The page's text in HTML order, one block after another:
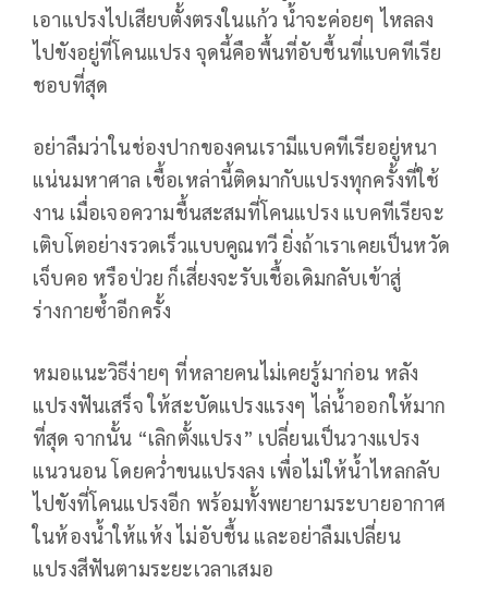
เอาแปรงไปเสียบตั้งตรงในแก้ว น้ำจะค่อยๆ ไหลลง
ไปขังอยู่ที่โคนแปรง จุดนี้คือพื้นที่อับชื้นที่แบคทีเรีย
ชอบที่สุด
อย่าลืมว่าในช่องปากของคนเรามีแบคทีเรียอยู่หนา
แน่นมหาศาล เชื้อเหล่านี้ติดมากับแปรงทุกครั้งที่ใช้
งาน เมื่อเจอความชื้นสะสมที่โคนแปรง แบคทีเรียจะ
เติบโตอย่างรวดเร็วแบบคูณทวี ยิ่งถ้าเราเคยเป็นหวัด
เจ็บคอ หรือป่วย ก็เสี่ยงจะรับเชื้อเดิมกลับเข้าสู่
ร่างกายซ้ำอีกครั้ง
หมอแนะวิธีง่ายๆ ที่หลายคนไม่เคยรู้มาก่อน หลัง
แปรงฟันเสร็จ ให้สะบัดแปรงแรงๆ ไล่น้ำออกให้มาก
ที่สุด จากนั้น “เลิกตั้งแปรง” เปลี่ยนเป็นวางแปรง
แนวนอน โดยคว่ำขนแปรงลง เพื่อไม่ให้น้ำไหลกลับ
ไปขังที่โคนแปรงอีก พร้อมทั้งพยายามระบายอากาศ
ในห้องน้ำให้แห้ง ไม่อับชื้น และอย่าลืมเปลี่ยน
แปรงสีฟันตามระยะเวลาเสมอ